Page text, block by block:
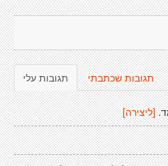
תגובות עלי תגובות שכתבתי
[ליצירה]